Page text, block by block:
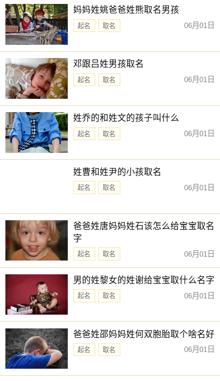
妈妈姓姚爸爸姓熊取名男孩
起名 取名 06月01日
邓跟吕姓男孩取名
起名 取名 06月01日
姓乔的和姓文的孩子叫什么
起名 取名 06月01日
姓曹和姓尹的小孩取名
起名 取名 06月01日
爸爸姓唐妈妈姓石该怎么给宝宝取名
字
起名 取名 06月01日
男的姓黎女的姓谢给宝宝取什么名字
起名 取名 06月01日
爸爸姓邵妈妈姓何双胞胎取个啥名好
起名 取名 06月01日